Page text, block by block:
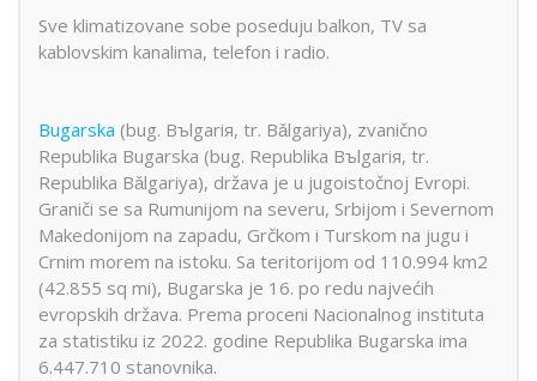
Sve klimatizovane sobe poseduju balkon, TV sa
kablovskim kanalima, telefon i radio.
Bugarska (bug. Bъlgariя, tr. Bǎlgariya), zvanično
Republika Bugarska (bug. Republika Bъlgariя, tr.
Republika Bǎlgariya), država je u jugoistočnoj Evropi.
Graniči se sa Rumunijom na severu, Srbijom i Severnom
Makedonijom na zapadu, Grčkom i Turskom na jugu i
Crnim morem na istoku. Sa teritorijom od 110.994 km2
(42.855 sq mi), Bugarska je 16. po redu najvećih
evropskih država. Prema proceni Nacionalnog instituta
za statistiku iz 2022. godine Republika Bugarska ima
6.447.710 stanovnika.